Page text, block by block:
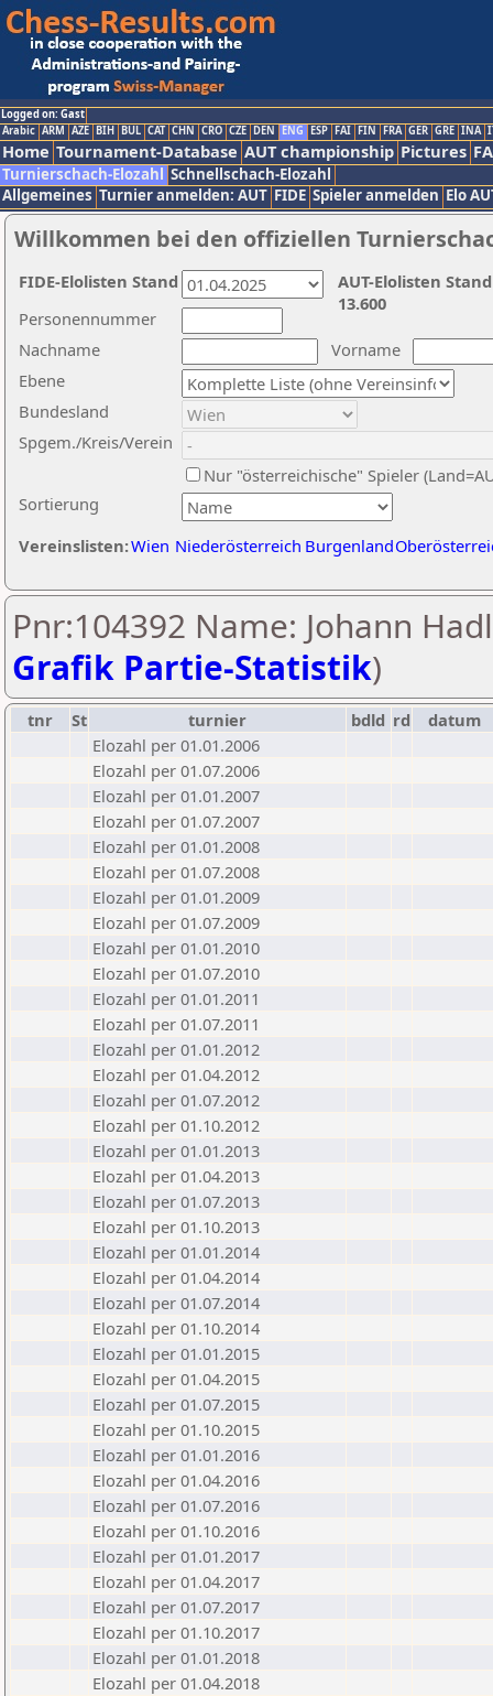
Logged on: Gast
Arabic ARM AZE BIH BUL CAT CHN CRO CZE DEN ENG ESP FAI FIN FRA GER GRE INA
Home Tournament-Database AUT championship Pictures
Turnierschach-Elozahl Schnellschach-Elozahl
Allgemeines Turnier anmelden: AUT FIDE Spieler anmelden Elo
Willkommen bei den offiziellen
Nachname
Vorname
Ebene
Sortierung
Personennummer
Bundesland
Spgem./Kreis/Verein
Nur "österreichische" Spieler
Vereinslisten:Wien Niederösterreich Burgenland
AUT-Elolisten
13.600
FIDE-Elolisten Stand
Pnr:104392 Name: Johann
Grafik Partie-Statistik)
tnr St turnier bdld rd
datum
Elozahl per 01.01.2006
Elozahl per 01.07.2006
Elozahl per 01.01.2007
Elozahl per 01.07.2007
Elozahl per 01.01.2008
Elozahl per 01.07.2008
Elozahl per 01.01.2009
Elozahl per 01.07.2009
Elozahl per 01.01.2010
Elozahl per 01.07.2010
Elozahl per 01.01.2011
Elozahl per 01.07.2011
Elozahl per 01.01.2012
Elozahl per 01.04.2012
Elozahl per 01.07.2012
Elozahl per 01.10.2012
Elozahl per 01.01.2013
Elozahl per 01.04.2013
Elozahl per 01.07.2013
Elozahl per 01.10.2013
Elozahl per 01.01.2014
Elozahl per 01.04.2014
Elozahl per 01.07.2014
Elozahl per 01.10.2014
Elozahl per 01.01.2015
Elozahl per 01.04.2015
Elozahl per 01.07.2015
Elozahl per 01.10.2015
Elozahl per 01.01.2016
Elozahl per 01.04.2016
Elozahl per 01.07.2016
Elozahl per 01.10.2016
Elozahl per 01.01.2017
Elozahl per 01.04.2017
Elozahl per 01.07.2017
Elozahl per 01.10.2017
Elozahl per 01.01.2018
Elozahl per 01.04.2018